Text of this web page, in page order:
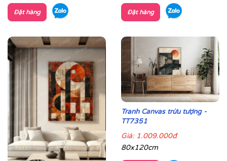
Đặt hàng Đặt hàng
Tranh Canvas trừu tượng -
TT7351
Giá: 1.009.000đ
80x120cm